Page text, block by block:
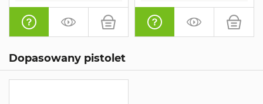
Dopasowany pistolet